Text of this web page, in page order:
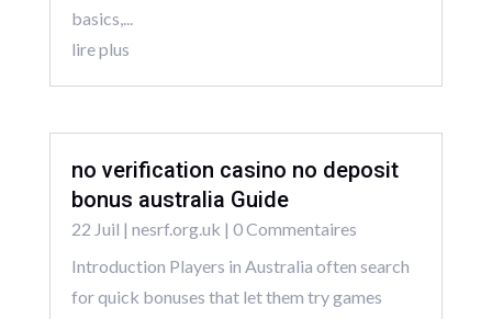
basics,...
lire plus
no verification casino no deposit
bonus australia Guide
22 Juil | nesrf.org.uk | 0 Commentaires
Introduction Players in Australia often search
for quick bonuses that let them try games